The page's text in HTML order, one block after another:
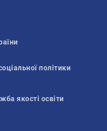
політики
якості освіти